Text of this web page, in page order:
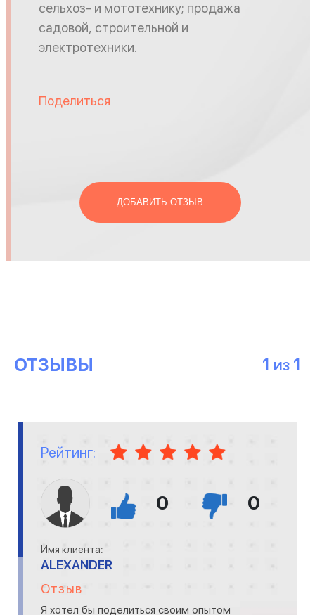
сельхоз- и мототехнику; продажа
садовой, строительной и
электротехники.
Поделиться
ДОБАВИТЬ ОТЗЫВ
ОТЗЫВЫ 1 ИЗ 1
Рейтинг:
0 0
Имя клиента:
ALEXANDER
Отзыв
Я хотел бы поделиться своим опытом